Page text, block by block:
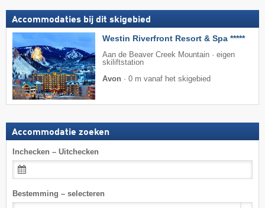
Accommodaties bij dit skigebied
Westin Riverfront Resort & Spa *****
Aan de Beaver Creek Mountain · eigen
skiliftstation
Avon · 0 m vanaf het skigebied
Accommodatie zoeken
Inchecken – Uitchecken
Bestemming – selecteren